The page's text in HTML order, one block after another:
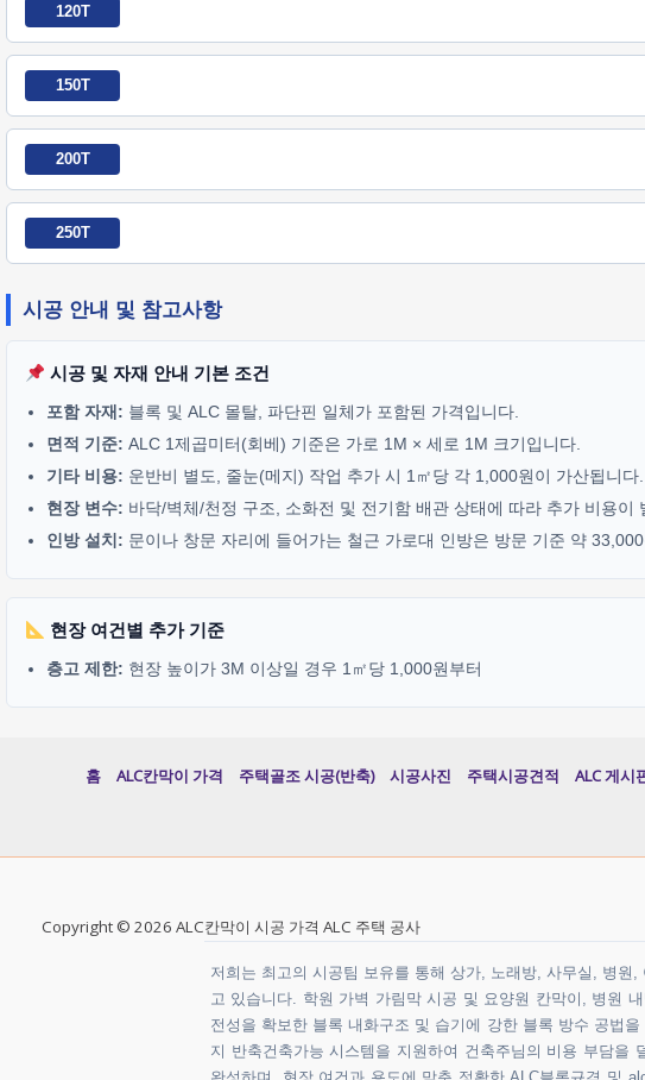
120T
150T
200T
250T
시공 안내 및 참고사항
시공 및 자재 안내 기본 조건
포함 자재: 블록 및 ALC 몰탈, 파단핀 일체가 포함된 가격입니다.
면적 기준: ALC 1제곱미터(회베) 기준은 가로 1M × 세로 1M 크기입니다.
기타 비용: 운반비 별도, 줄눈(메지) 작업 추가 시 1㎡당 각 1,000원이 가산됩니다.
현장 변수: 바닥/벽체/천정 구조, 소화전 및 전기함 배관 상태에 따라 추가 비용이
인방 설치: 문이나 창문 자리에 들어가는 철근 가로대 인방은 방문 기준 약
현장 여건별 추가 기준
층고 제한: 현장 높이가 3M 이상일 경우 1㎡당 1,000원부터
홈 ALC칸막이 가격 주택골조 시공(반축) 시공사진 주택시공견적 ALC 게시
Copyright © 2026 ALC칸막이 시공 가격 ALC 주택 공사
저희는 최고의 시공팀 보유를 통해 상가, 노래방, 사무실, 병
고 있습니다. 학원 가벽 가림막 시공 및 요양원 칸막이, 병원
전성을 확보한 블록 내화구조 및 습기에 강한 블록 방수 공법
지 반축건축가능 시스템을 지원하여 건축주님의 비용 부담을